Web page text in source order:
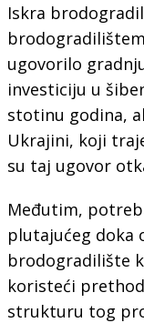
Iskra
ugovorilo
investiciju u
stotinu godina,
Ukrajini, koji
su taj ugovor
Međutim,
plutajućeg doka
brodogradilište
koristeći
strukturu tog